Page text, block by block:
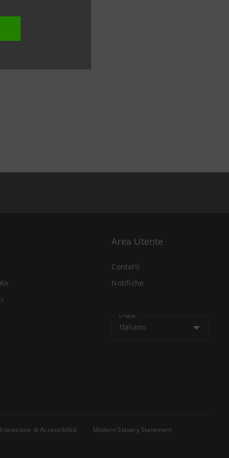
Area Utente
Contatti
Notifiche
Lingua
Italiano
di Accessibilità
Modern Slavery Statement